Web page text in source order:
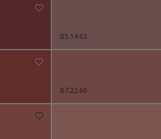
B5.14.62
B7.22.60